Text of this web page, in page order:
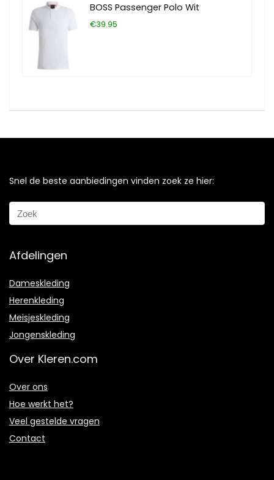
BOSS Passenger Polo Wit
€39.95
Snel de beste aanbiedingen vinden zoek ze hier:
Afdelingen
Dameskleding
Herenkleding
Meisjeskleding
Jongenskleding
Over Kleren.com
Over ons
Hoe werkt het?
Veel gestelde vragen
Contact